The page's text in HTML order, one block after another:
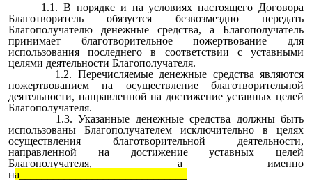
1.1. В порядке и на условиях настоящего Договора
Благотворитель обязуется безвозмездно передать
Благополучателю денежные средства, а Благополучатель
принимает благотворительное пожертвование для
использования последнего в соответствии с уставными
целями деятельности Благополучателя.
1.2. Перечисляемые денежные средства являются
пожертвованием на осуществление благотворительной
деятельности, направленной на достижение уставных целей
Благополучателя.
1.3. Указанные денежные средства должны быть
использованы Благополучателем исключительно в целях
осуществления благотворительной деятельности,
направленной на достижение уставных целей
Благополучателя, а именно
на